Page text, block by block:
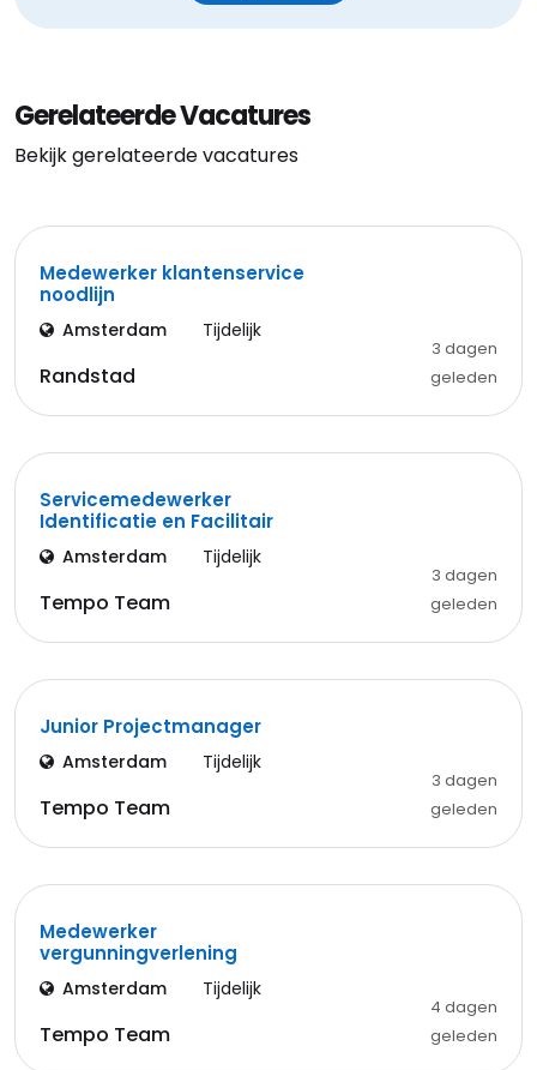
Gerelateerde Vacatures
Bekijk gerelateerde vacatures
Medewerker klantenservice
noodlijn
Amsterdam Tijdelijk
Randstad
3 dagen
geleden
Servicemedewerker
Identificatie en Facilitair
Amsterdam Tijdelijk
Tempo Team
3 dagen
geleden
Junior Projectmanager
Amsterdam Tijdelijk
Tempo Team
3 dagen
geleden
Medewerker
vergunningverlening
Amsterdam Tijdelijk
Tempo Team
4 dagen
geleden